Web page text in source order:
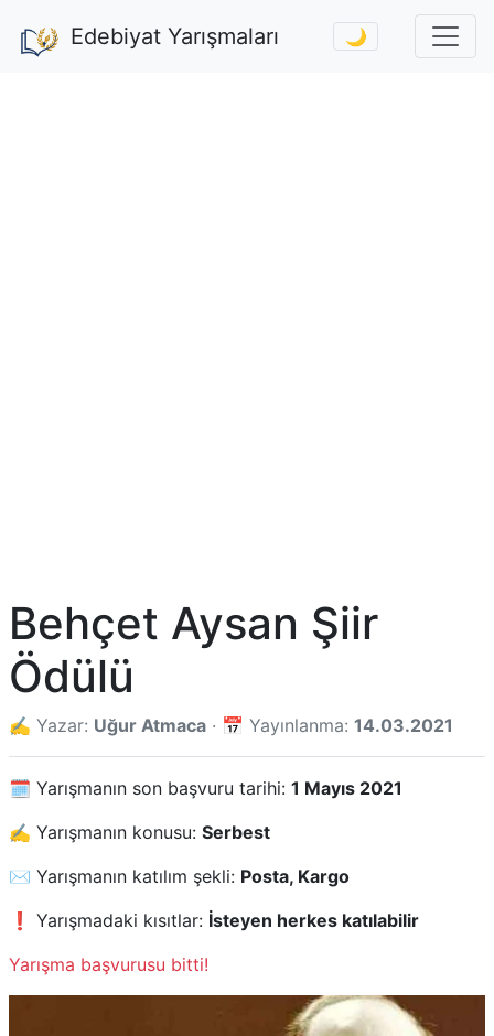
Edebiyat Yarışmaları 🌙
Behçet Aysan Şiir
Ödülü
✍️ Yazar: Uğur Atmaca · 📅 Yayınlanma: 14.03.2021
🗓️ Yarışmanın son başvuru tarihi: 1 Mayıs 2021
✍️ Yarışmanın konusu: Serbest
✉️ Yarışmanın katılım şekli: Posta, Kargo
❗ Yarışmadaki kısıtlar: İsteyen herkes katılabilir
Yarışma başvurusu bitti!